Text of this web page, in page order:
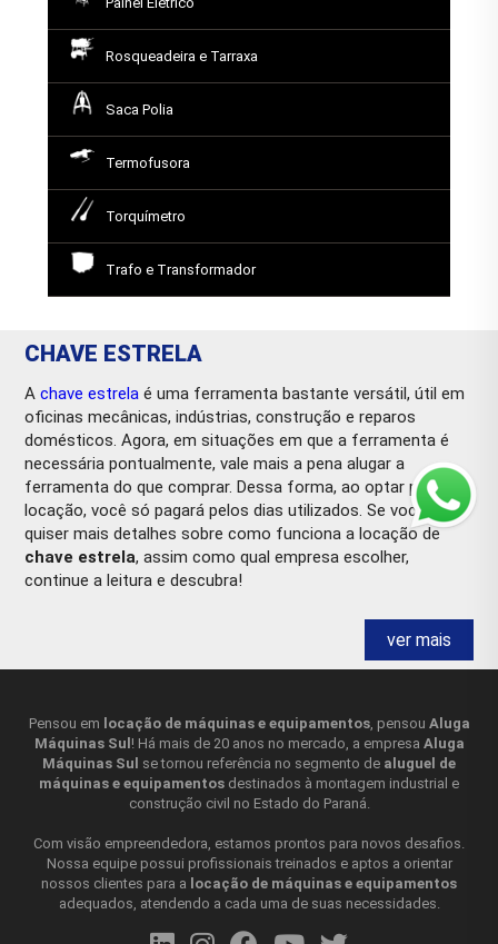
Rosqueadeira e Tarraxa
Saca Polia
Termofusora
Torquímetro
Trafo e Transformador
CHAVE ESTRELA
Achave estrela é uma ferramenta bastante versátil, útil em
oficinas mecânicas, indústrias, construção e reparos
domésticos. Agora, em situações em que a ferramenta é
necessária pontualmente, vale mais a pena alugar a
ferramenta do que comprar. Dessa forma, ao optar pela
locação, você só pagará pelos dias utilizados. Se você
quiser mais detalhes sobre como funciona a locação de
chave estrela, assim como qual empresa escolher,
continue a leitura e descubra!
Achave estrela, também conhecida como chave de caixa
soltar porcas ou parafusos em locais de difícil acesso. Ela é
composta por uma extremidade com formato de estrela,
com dentes em ambos os lados para se encaixar em porcas
ou parafusos hexagonais ou quadrados. As chaves estrela
são geralmente feitas de aço resistente e são
disponibilizadas em conjuntos com diferentes tamanhos de
extremidades. Essa ferramenta pode ser usada em conjunto
com uma chave de boca para alcançar locais de difícil
acesso e facilitar o aperto ou soltura dos parafusos ou
chave estrelaé especialmente útil em situações
ver mais
Pensou em locação de máquinas e equipamentos, pensou Aluga
Máquinas Sul ! Há mais de 20 anos no mercado, a empresa Aluga
Máquinas Sul se tornou referência no segmento de aluguel de
máquinas e equipamentos destinados à montagem industrial e
construção civil no Estado do Paraná.
Com visão empreendedora, estamos prontos para novos desafios.
Nossa equipe possui profissionais treinados e aptos a orientar
nossos clientes para a locação de máquinas e equipamentos
adequados, atendendo a cada uma de suas necessidades.